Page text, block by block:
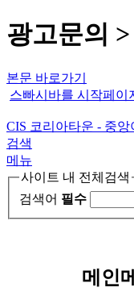
광고문의
본문 바로가기
스빠시바를 시작페이
CIS 코리아타운 - 중
검색
메뉴
사이트 내 전체검색
검색어 필수
메인